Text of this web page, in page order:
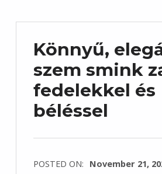
Könnyű,
szem smink
fedelekkel és
béléssel
POSTED ON: November 21,